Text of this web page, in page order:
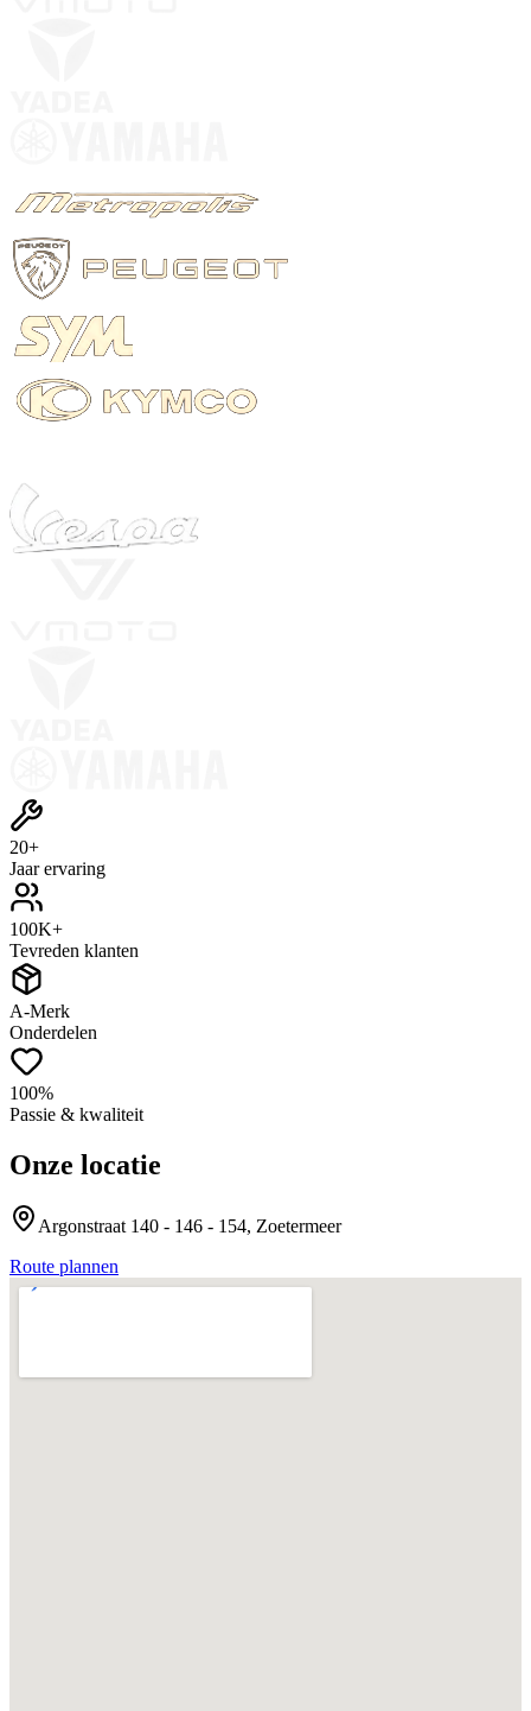
20+
Jaar ervaring
100K+
Tevreden klanten
A-Merk
Onderdelen
100%
Passie & kwaliteit
Onze locatie
Argonstraat 140 - 146 - 154, Zoetermeer
Route plannen